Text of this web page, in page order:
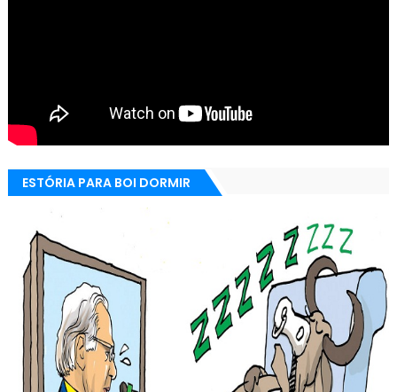
ESTÓRIA PARA BOI DORMIR